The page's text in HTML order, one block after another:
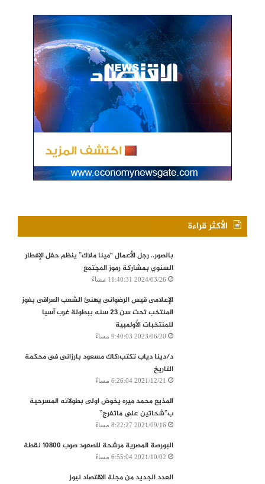
الأكثر قراءة
بالصور.. رجل الأعمال “مينا ملاك” ينظم حفل الإفطار
السنوي بمشاركة رموز المجتمع
2024/03/26 11:40:31 مساءً
الإعلامى قيس الرضوانى يهنئ الشعب العراقى بفوز
المنتخب تحت سن 23 سنه ببطولة غرب آسيا
للمنتخبات الأولمبية
2023/06/20 9:40:03 مساءً
د/دينا دياب تكتب:كاك مسعود بارزانى فى محكمة
التاريخ
2021/12/21 6:26:04 مساءً
المذيع محمد ميره يخوض اولى بطولاته المسرحية
ب”شحاتين على ماتفرج”
2021/09/16 8:22:27 مساءً
البورصة المصرية‭ ‬مرشحة‭ ‬للصعود‭ ‬صوب‭ ‬10800‭ ‬نقطة
2021/10/02 6:55:04 مساءً
العدد الجديد من مجلة الاقتصاد نيوز